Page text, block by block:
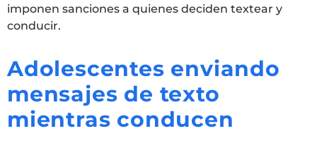
imponen sanciones a quienes deciden textear y
conducir.
Adolescentes enviando
mensajes de texto
mientras conducen